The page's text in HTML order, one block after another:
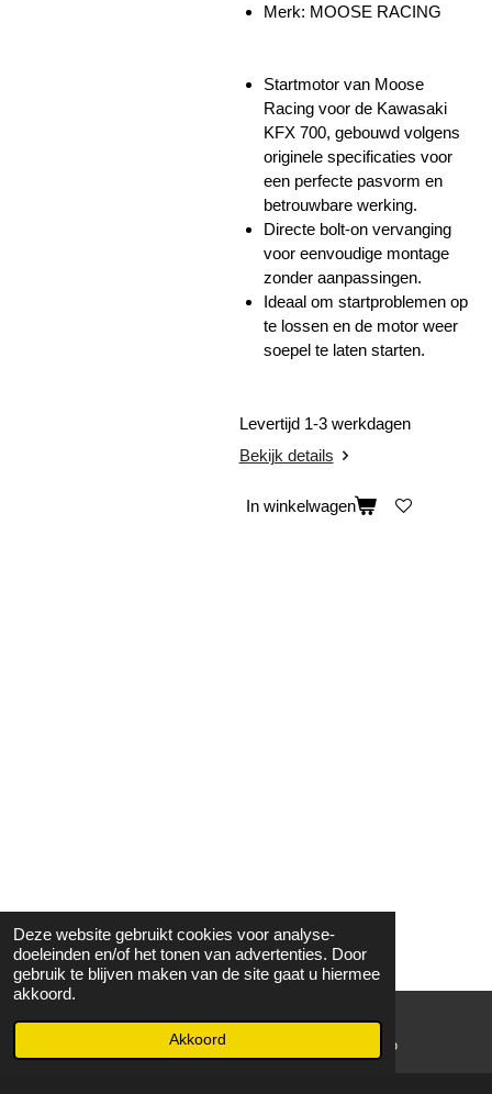
Deze website gebruikt cookies voor analyse-
doeleinden en/of het tonen van advertenties. Door
gebruik te blijven maken van de site gaat u hiermee
akkoord.
Akkoord
Merk: MOOSE RACING
Startmotor van Moose
Racing voor de Kawasaki
KFX 700, gebouwd volgens
originele specificaties voor
een perfecte pasvorm en
betrouwbare werking.
Directe bolt-on vervanging
voor eenvoudige montage
zonder aanpassingen.
Ideaal om startproblemen op
te lossen en de motor weer
soepel te laten starten.
Levertijd 1-3 werkdagen
Bekijk details
In winkelwagen
WhatsApp